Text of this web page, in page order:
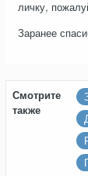
личку,
Заранее
Смотрите
также